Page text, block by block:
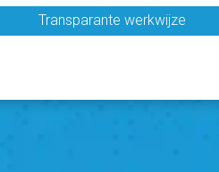
Transparante werkwijze